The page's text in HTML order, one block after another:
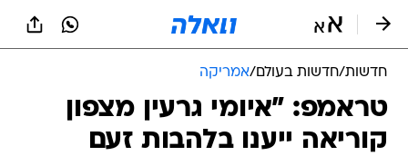
חדשות/חדשות בעולם/אמריקה
טראמפ: "איומי גרעין מצפון
קוריאה ייענו בלהבות זעם